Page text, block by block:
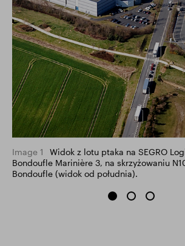
Image 1
Widok z lotu ptaka na SEGRO
Bondoufle Marinière 3, na skrzyżowaniu
Bondoufle (widok od południa).